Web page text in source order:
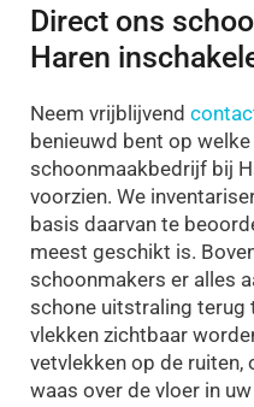
Direct ons
Haren
Neem vrijblijvend
benieuwd bent op
schoonmaakbedrijf bij
voorzien. We
basis daarvan te
meest geschikt is.
schoonmakers er alles
schone uitstraling terug
vlekken zichtbaar
vetvlekken op de ruiten,
waas over de vloer in